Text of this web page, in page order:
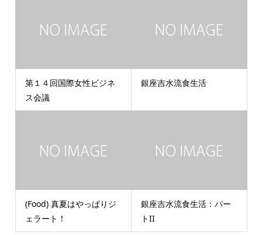
第１４回国際女性ビジネ
ス会議
銀座吉水流食生活
(Food) 真夏はやっぱりジ
ェラート！
銀座吉水流食生活：パー
トII